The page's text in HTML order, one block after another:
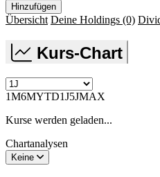
Hinzufügen
Übersicht Deine Holdings (0)
Kurs-Chart
1M6MYTD1J5JMAX
Kurse werden geladen...
Chartanalysen
Keine